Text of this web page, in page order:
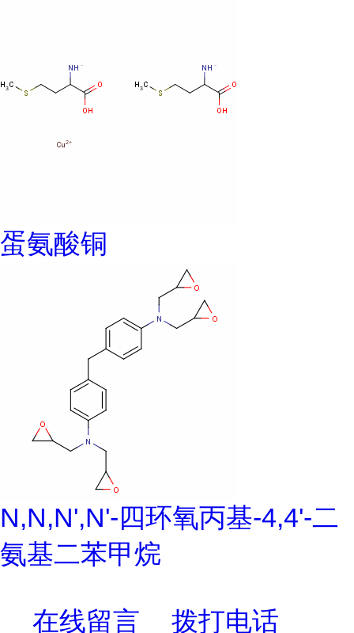
蛋氨酸铜
N,N,N',N'-四环氧丙基-4,4'-二
氨基二苯甲烷
在线留言 拨打电话